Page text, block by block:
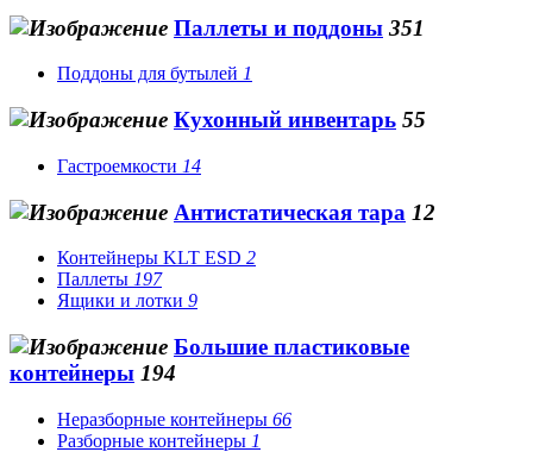
Паллеты и поддоны 351
Поддоны для бутылей 1
Кухонный инвентарь 55
Гастроемкости 14
Антистатическая тара 12
Контейнеры KLT ESD 2
Паллеты 197
Ящики и лотки 9
Большие пластиковые
контейнеры 194
Неразборные контейнеры 66
Разборные контейнеры 1